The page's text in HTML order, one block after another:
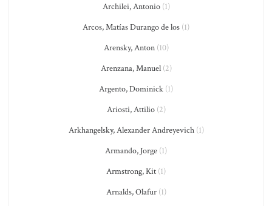
Archilei, Antonio(1)
Arcos, Matías Durango de los (1)
Arensky, Anton(10)
Arenzana, Manuel(2)
Argento, Dominick (1)
Ariosti, Attilio(2)
Arkhangelsky, Alexander Andreyevich(1)
Armando, Jorge (1)
Armstrong, Kit (1)
Arnalds, Olafur(1)